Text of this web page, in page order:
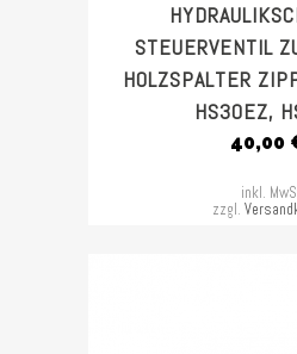
STEUERVENTIL
HOLZSPALTER
HS30EZ,
40,00
inkl.
zzgl.